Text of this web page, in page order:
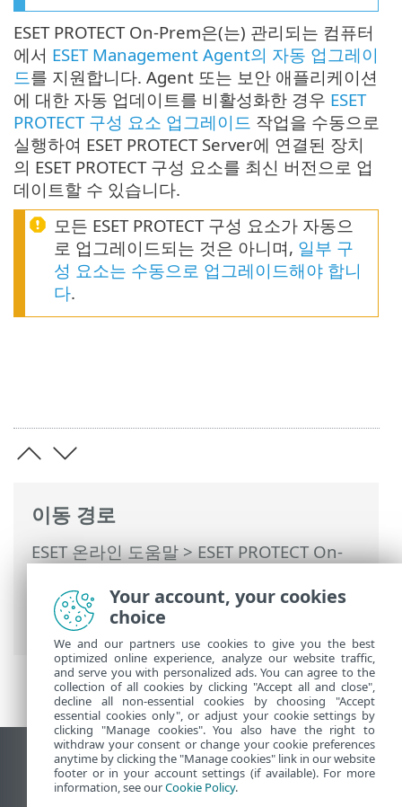
이동 경로
ESET 온라인 도움말>ESET PROTECT On-
동 업데이트> ESET PROTECT On-Prem 업
데이트
ESET PROTECT On-Prem은(는) 관리되는 컴퓨터
에서 ESET Management Agent의 자동 업그레이
드를 지원합니다. Agent 또는 보안 애플리케이션
에 대한 자동 업데이트를 비활성화한 경우 ESET
PROTECT 구성 요소 업그레이드 작업을 수동으로
실행하여 ESET PROTECT Server에 연결된 장치
의 ESET PROTECT 구성 요소를 최신 버전으로 업
데이트할 수 있습니다.
모든 ESET PROTECT 구성 요소가 자동으
로 업그레이드되는 것은 아니며, 일부 구
성 요소는 수동으로 업그레이드해야 합니
다.
데스크톱 사이트 보기
End of Life
Your account, your cookies
choice
We and our partners use cookies to give you the best
optimized online experience, analyze our website traffic,
and serve you with personalized ads. You can agree to the
collection of all cookies by clicking "Accept all and close",
decline all non-essential cookies by choosing "Accept
essential cookies only", or adjust your cookie settings by
clicking "Manage cookies". You also have the right to
withdraw your consent or change your cookie preferences
anytime by clicking the "Manage cookies" link in our website
footer or in your account settings (if available). For more
information, see ourCookie Policy.